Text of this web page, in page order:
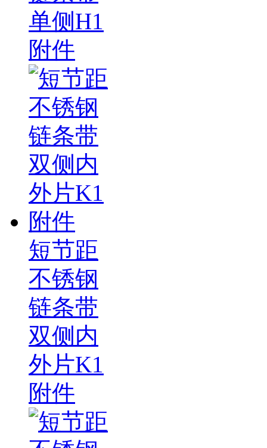
单侧H1
附件
短节距
不锈钢
链条带
双侧内
外片K1
附件